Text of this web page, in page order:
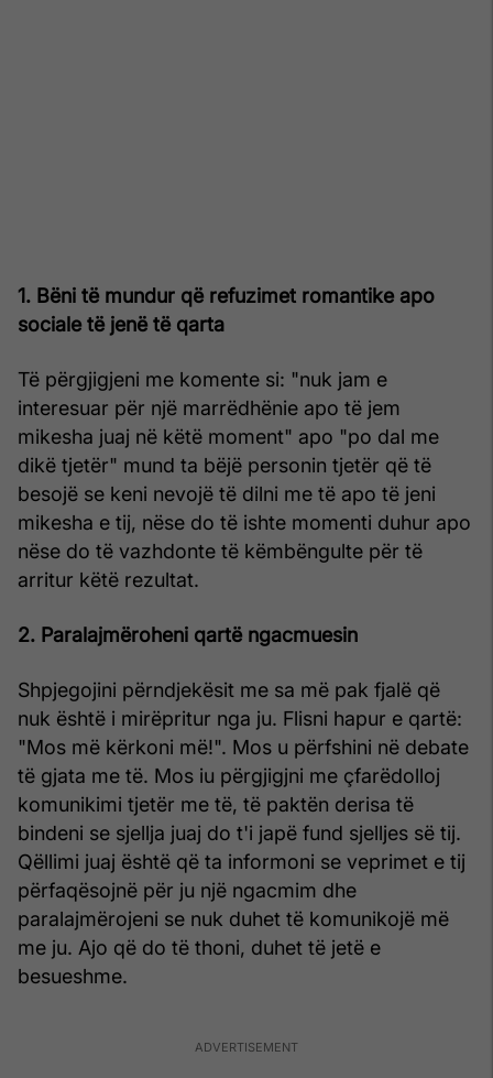
1. Bëni të mundur që refuzimet romantike apo
sociale të jenë të qarta
Të përgjigjeni me komente si: "nuk jam e
interesuar për një marrëdhënie apo të jem
mikesha juaj në këtë moment" apo "po dal me
dikë tjetër" mund ta bëjë personin tjetër që të
besojë se keni nevojë të dilni me të apo të jeni
mikesha e tij, nëse do të ishte momenti duhur apo
nëse do të vazhdonte të këmbëngulte për të
arritur këtë rezultat.
2. Paralajmëroheni qartë ngacmuesin
Shpjegojini përndjekësit me sa më pak fjalë që
nuk është i mirëpritur nga ju. Flisni hapur e qartë:
"Mos më kërkoni më!". Mos u përfshini në debate
të gjata me të. Mos iu përgjigjni me çfarëdolloj
komunikimi tjetër me të, të paktën derisa të
bindeni se sjellja juaj do t'i japë fund sjelljes së tij.
Qëllimi juaj është që ta informoni se veprimet e tij
përfaqësojnë për ju një ngacmim dhe
paralajmërojeni se nuk duhet të komunikojë më
me ju. Ajo që do të thoni, duhet të jetë e
besueshme.